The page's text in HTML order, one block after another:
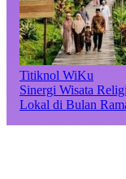
Titiknol WiKu
Sinergi Wisata
Lokal di Bulan